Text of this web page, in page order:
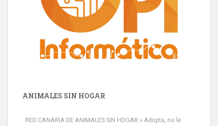
ANIMALES SIN HOGAR
RED CANARIA DE ANIMALES SIN HOGAR » Adopta, no le